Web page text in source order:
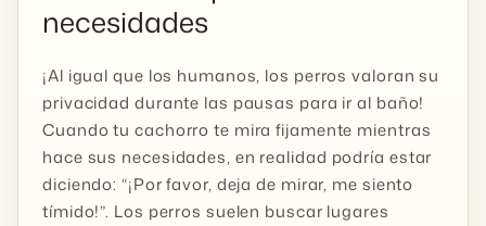
necesidades
¡Al igual que los humanos, los perros valoran su
privacidad durante las pausas para ir al baño!
Cuando tu cachorro te mira fijamente mientras
hace sus necesidades, en realidad podría estar
diciendo: “¡Por favor, deja de mirar, me siento
tímido!”. Los perros suelen buscar lugares